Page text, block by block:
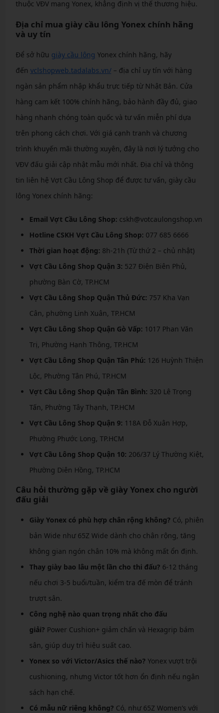
thuộc VĐV mang Yonex, khẳng định vị thế thương hiệu.
Địa chỉ mua giày cầu lông Yonex chính hãng
và uy tín
Để sở hữu giày cầu lông Yonex chính hãng, hãy
đến vclshopweb.tadalabs.vn/– địa chỉ uy tín với hàng
ngàn sản phẩm nhập khẩu trực tiếp từ Nhật Bản. Cửa
hàng cam kết 100% chính hãng, bảo hành đầy đủ, giao
hàng nhanh chóng toàn quốc và tư vấn miễn phí dựa
trên phong cách chơi. Với giá cạnh tranh và chương
trình khuyến mãi thường xuyên, đây là nơi lý tưởng cho
VĐV đấu giải cập nhật mẫu mới nhất. Địa chỉ và thông
tin liên hệ Vợt Cầu Lông Shop để được tư vấn, giày cầu
lông Yonex chính hãng:
Email Vợt Cầu Lông Shop: cskh@votcaulongshop.vn
Hotline CSKH Vợt Cầu Lông Shop: 077 685 6666
Thời gian hoạt động: 8h-21h (Từ thứ 2 – chủ nhật)
Vợt Cầu Lông Shop Quận 3: 527 Điện Biên Phủ,
phường Bàn Cờ, TP.HCM
Vợt Cầu Lông Shop Quận Thủ Đức: 757 Kha Vạn
Cân, phường Linh Xuân, TP.HCM
Vợt Cầu Lông Shop Quận Gò Vấp: 1017 Phan Văn
Trị, Phường Hạnh Thông, TP.HCM
Vợt Cầu Lông Shop Quận Tân Phú: 126 Huỳnh Thiện
Lộc, Phường Tân Phú, TP.HCM
Vợt Cầu Lông Shop Quận Tân Bình: 320 Lê Trọng
Tấn, Phường Tây Thạnh, TP.HCM
Vợt Cầu Lông Shop Quận 9: 118A Đỗ Xuân Hợp,
Phường Phước Long, TP.HCM
Vợt Cầu Lông Shop Quận 10: 206/37 Lý Thường Kiệt,
Phường Diên Hồng, TP.HCM
Câu hỏi thường gặp về giày Yonex cho người
đấu giải
Giày Yonex có phù hợp chân rộng không? Có, phiên
bản Wide như 65Z Wide dành cho chân rộng, tăng
không gian ngón chân 10% mà không mất ổn định.
Thay giày bao lâu một lần cho thi đấu? 6-12 tháng
nếu chơi 3-5 buổi/tuần, kiểm tra đế mòn để tránh
trượt sân.
Công nghệ nào quan trọng nhất cho đấu
giải? Power Cushion+ giảm chấn và Hexagrip bám
sân, giúp duy trì hiệu suất cao.
Yonex so với Victor/Asics thế nào? Yonex vượt trội
cushioning, nhưng Victor tốt hơn ổn định nếu ngân
sách hạn chế.
Có mẫu nữ riêng không? Có, như 65Z Women’s với